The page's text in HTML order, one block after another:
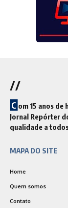
//
C om 15 anos
Jornal Repórter
qualidade a
MAPA DO SITE
Home
Quem somos
Contato